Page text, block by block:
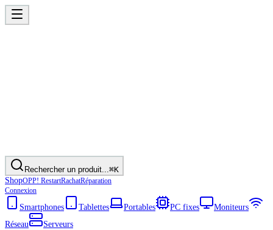
Rechercher un produit...⌘K
ShopOPP! RestartRachatRéparation
Connexion
Smartphones Tablettes Portables PC fixes
Moniteurs
Réseau
Serveurs